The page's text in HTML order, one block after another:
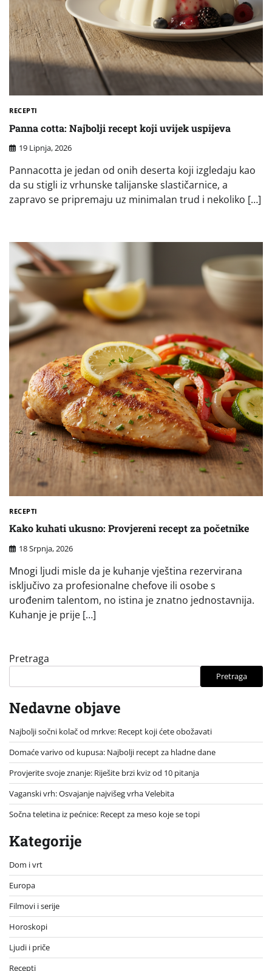
RECEPTI
Panna cotta: Najbolji recept koji uvijek uspijeva
19 Lipnja, 2026
Pannacotta je jedan od onih deserta koji izgledaju kao
da su stigli iz vrhunske talijanske slastičarnice, a
zapravo se pripremaju uz minimalan trud i nekoliko […]
RECEPTI
Kako kuhati ukusno: Provjereni recept za početnike
18 Srpnja, 2026
Mnogi ljudi misle da je kuhanje vještina rezervirana
isključivo za profesionalne chefove ili osobe s
urođenim talentom, no istina je znatno jednostavnija.
Kuhanje je prije […]
Pretraga
Pretraga
Nedavne objave
Najbolji sočni kolač od mrkve: Recept koji ćete obožavati
Domaće varivo od kupusa: Najbolji recept za hladne dane
Provjerite svoje znanje: Riješite brzi kviz od 10 pitanja
Vaganski vrh: Osvajanje najvišeg vrha Velebita
Sočna teletina iz pećnice: Recept za meso koje se topi
Kategorije
Dom i vrt
Europa
Filmovi i serije
Horoskopi
Ljudi i priče
Recepti